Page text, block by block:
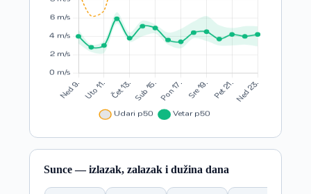
Sunce — izlazak, zalazak i dužina dana